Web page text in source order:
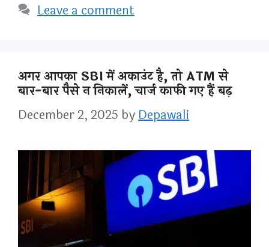
Leave a comment
अगर आपका SBI में अकाउंट है, तो ATM से
बार-बार पैसे न निकालें, चार्ज काफी गए हैं बढ़
December 2, 2025 byDepawali